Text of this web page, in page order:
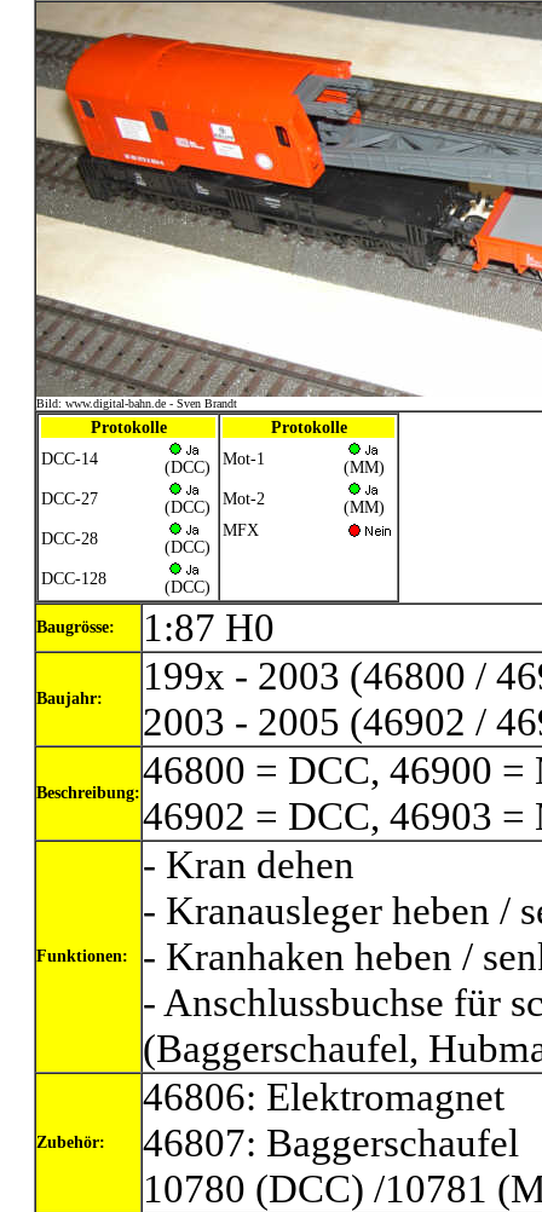
Bild: www.digital-bahn.de - Sven Brandt
Protokolle
DCC-14
(DCC)
DCC-27
(DCC)
DCC-28
(DCC)
DCC-128
(DCC)
Protokolle
Mot-1
(MM)
Mot-2
(MM)
MFX
Baugrösse: 1:87 H0
Baujahr:
199x - 2003 (46800 /
2003 - 2005 (46902 /
Beschreibung:46800 = DCC, 46900 =
46902 = DCC, 46903 =
Funktionen:
- Kran dehen
- Kranausleger heben /
- Kranhaken heben /
- Anschlussbuchse für
(Baggerschaufel,
Zubehör:
46806: Elektromagnet
46807: Baggerschaufel
10780 (DCC) /10781